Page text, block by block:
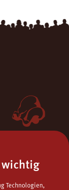
Technologien,